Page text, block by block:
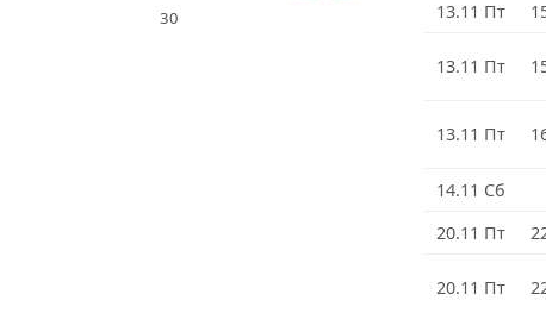
30
13.11 Пт
13.11 Пт
13.11 Пт
14.11 Сб
20.11 Пт
20.11 Пт